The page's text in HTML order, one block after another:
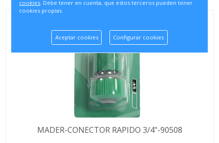
MADER-CONECTOR RAPIDO 3/4"-90508
cookies. Debe tener en cuenta, que estos terceros pueden tener
cookies propias.
Aceptar cookies Configurar cookies